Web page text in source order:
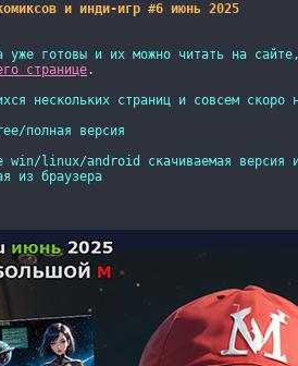
и инди-игр #6 июнь 2025
готовы и их можно читать на
странице.
нескольких страниц и совсем
полная версия
win/linux/android скачиваемая версия
из браузера